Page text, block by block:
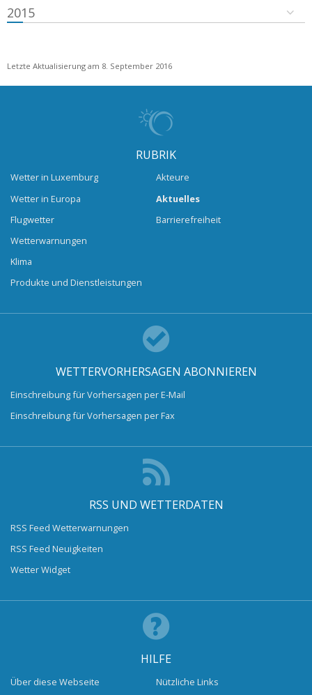
2015
Letzte Aktualisierung am 8. September 2016
RUBRIK
Wetter in Luxemburg
Wetter in Europa
Flugwetter
Wetterwarnungen
Klima
Produkte und Dienstleistungen
Akteure
Aktuelles
Barrierefreiheit
WETTERVORHERSAGEN ABONNIEREN
Einschreibung für Vorhersagen per E-Mail
Einschreibung für Vorhersagen per Fax
RSS UND WETTERDATEN
RSS Feed Wetterwarnungen
RSS Feed Neuigkeiten
Wetter Widget
HILFE
Über diese Webseite Nützliche Links